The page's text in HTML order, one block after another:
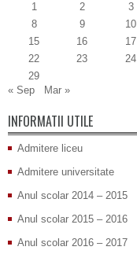
1
2 3
8
9 10
15
16 17
22
23 24
29
« Sep
Mar »
INFORMATII UTILE
Admitere liceu
Admitere universitate
Anul scolar 2014 – 2015
Anul scolar 2015 – 2016
Anul scolar 2016 – 2017